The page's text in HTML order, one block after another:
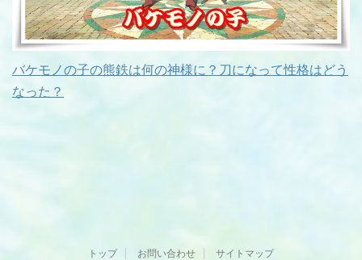
バケモノの子の熊鉄は何の神様に？刀になって性格はどう
なった？
トップ お問い合わせ サイトマップ